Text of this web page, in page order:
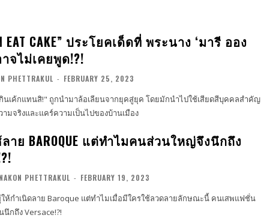
EAT CAKE” ประโยคเด็ดที่ พระนาง ‘มารี ออง
จไม่เคยพูด!?!
PHETTRAKUL - FEBRUARY 25, 2023
นเค้กแทนสิ!" ถูกนำมาล้อเลียนจากยุคสู่ยุค โดยมักนำไปใช้เสียดสีบุคคลสำคัญ
มจริงและแคร์ความเป็นไปของบ้านเมือง
าย BAROQUE แต่ทำไมคนส่วนใหญ่จึงนึกถึง
PHETTRAKUL - FEBRUARY 19, 2023
ห้กำเนิดลาย Baroque แต่ทำไมเมื่อมีใครใช้ลวดลายลักษณะนี้ คนเสพแฟชั่น
กถึง Versace!?!